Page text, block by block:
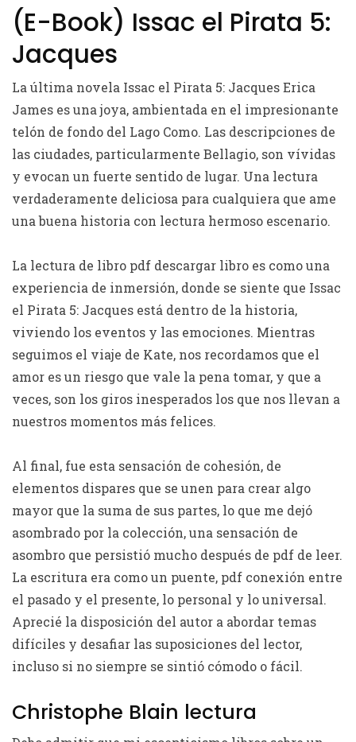
(E-Book) Issac el Pirata 5:
Jacques
La última novela Issac el Pirata 5: Jacques Erica
James es una joya, ambientada en el impresionante
telón de fondo del Lago Como. Las descripciones de
las ciudades, particularmente Bellagio, son vívidas
y evocan un fuerte sentido de lugar. Una lectura
verdaderamente deliciosa para cualquiera que ame
una buena historia con lectura hermoso escenario.
La lectura de libro pdf descargar libro es como una
experiencia de inmersión, donde se siente que Issac
el Pirata 5: Jacques está dentro de la historia,
viviendo los eventos y las emociones. Mientras
seguimos el viaje de Kate, nos recordamos que el
amor es un riesgo que vale la pena tomar, y que a
veces, son los giros inesperados los que nos llevan a
nuestros momentos más felices.
Al final, fue esta sensación de cohesión, de
elementos dispares que se unen para crear algo
mayor que la suma de sus partes, lo que me dejó
asombrado por la colección, una sensación de
asombro que persistió mucho después de pdf de leer.
La escritura era como un puente, pdf conexión entre
el pasado y el presente, lo personal y lo universal.
Aprecié la disposición del autor a abordar temas
difíciles y desafiar las suposiciones del lector,
incluso si no siempre se sintió cómodo o fácil.
Christophe Blain lectura